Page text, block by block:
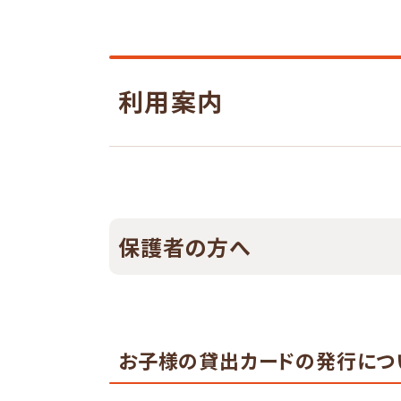
利用案内
保護者の方へ
お子様の貸出カードの発行につ